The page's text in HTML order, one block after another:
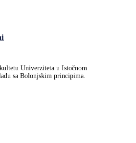
Univerziteta u Istočnom
sa Bolonjskim principima.